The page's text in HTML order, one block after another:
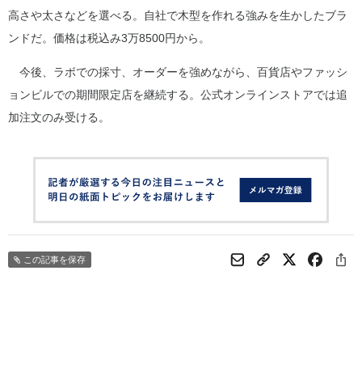
高さや太さなどを選べる。自社で木型を作れる強みを生かしたブラ
ンドだ。価格は税込み3万8500円から。
今後、ラボでの採寸、オーダーを強めながら、百貨店やファッシ
ョンビルでの期間限定店を継続する。公式オンラインストアでは追
加注文のみ受ける。
この記事を保存